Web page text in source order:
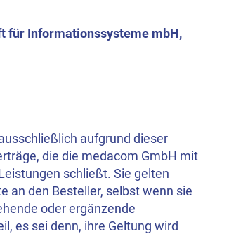
für Informationssysteme mbH,
aufgrund dieser
die die medacom GmbH mit
schließt. Sie gelten
an den Besteller, selbst wenn sie
oder ergänzende
es sei denn, ihre Geltung wird